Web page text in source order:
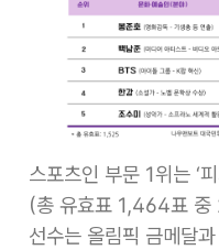
스포츠인 부문 1위는 ‘
(총 유효표 1,464표
선수는 올림픽 금메달